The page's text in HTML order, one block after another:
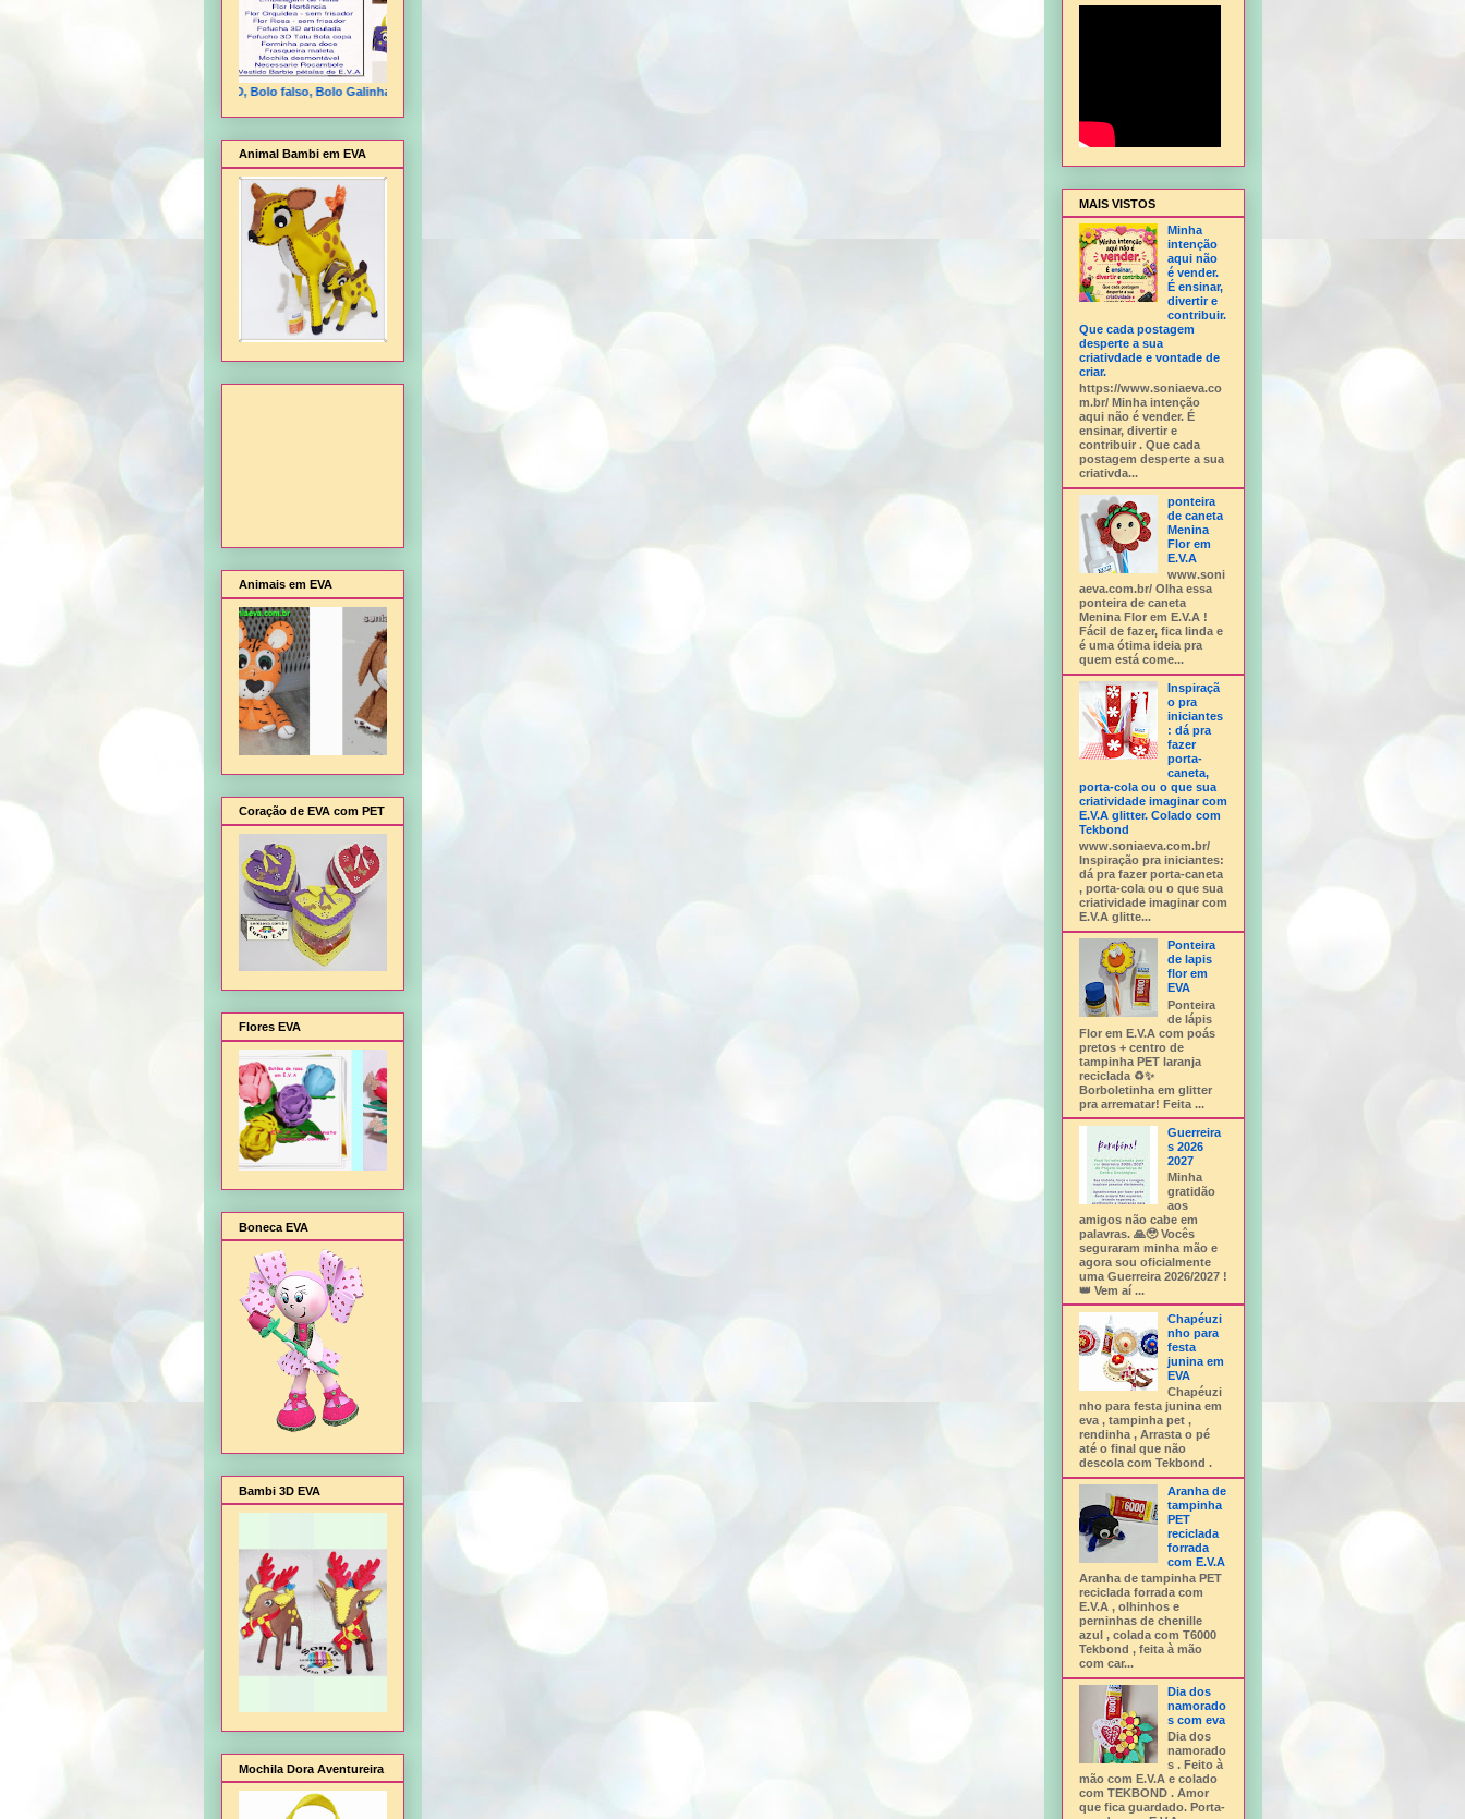
Animal Bambi 3D, Bolo falso, Bolo Galinha Pintadinha, Cesta flor, Cesta para presentes, Chapéu Pica-pau, Confecção de FLORES E.V.A, Coruja 3D, Embalagem de Natal, Flor Hortência, Flor Orquídea - sem frisador, Flor Rosa -
Animal Bambi em EVA
Animais em EVA
Coração de EVA com PET
Flores EVA
Boneca EVA
Bambi 3D EVA
Mochila Dora Aventureira
MAIS VISTOS
Minha
intenção
aqui não
é vender.
É ensinar,
divertir e
contribuir.
Que cada postagem
desperte a sua
criativdade e vontade de
criar.
https://www.soniaeva.co
m.br/ Minha intenção
aqui não é vender. É
ensinar, divertir e
contribuir . Que cada
postagem desperte a sua
criativda...
ponteira
de caneta
Menina
Flor em
E.V.A
www.soni
aeva.com.br/ Olha essa
ponteira de caneta
Menina Flor em E.V.A !
Fácil de fazer, fica linda e
é uma ótima ideia pra
quem está come...
Inspiraçã
o pra
iniciantes
: dá pra
fazer
porta-
caneta,
porta-cola ou o que sua
criatividade imaginar com
E.V.A glitter. Colado com
Tekbond
www.soniaeva.com.br/
Inspiração pra iniciantes:
dá pra fazer porta-caneta
, porta-cola ou o que sua
criatividade imaginar com
E.V.A glitte...
Ponteira
de lapis
flor em
EVA
Ponteira
de lápis
Flor em E.V.A com poás
pretos + centro de
tampinha PET laranja
reciclada ♻️✨
Borboletinha em glitter
pra arrematar! Feita ...
Guerreira
s 2026
2027
Minha
gratidão
aos
amigos não cabe em
palavras. 🙏🥹 Vocês
seguraram minha mão e
agora sou oficialmente
uma Guerreira 2026/2027 !
👑 Vem aí ...
Chapéuzi
nho para
festa
junina em
EVA
Chapéuzi
nho para festa junina em
eva , tampinha pet ,
rendinha , Arrasta o pé
até o final que não
descola com Tekbond .
Aranha de
tampinha
PET
reciclada
forrada
com E.V.A
Aranha de tampinha PET
reciclada forrada com
E.V.A , olhinhos e
perninhas de chenille
azul , colada com T6000
Tekbond , feita à mão
com car...
Dia dos
namorado
s com eva
Dia dos
namorado
s . Feito à
mão com E.V.A e colado
com TEKBOND . Amor
que fica guardado. Porta-